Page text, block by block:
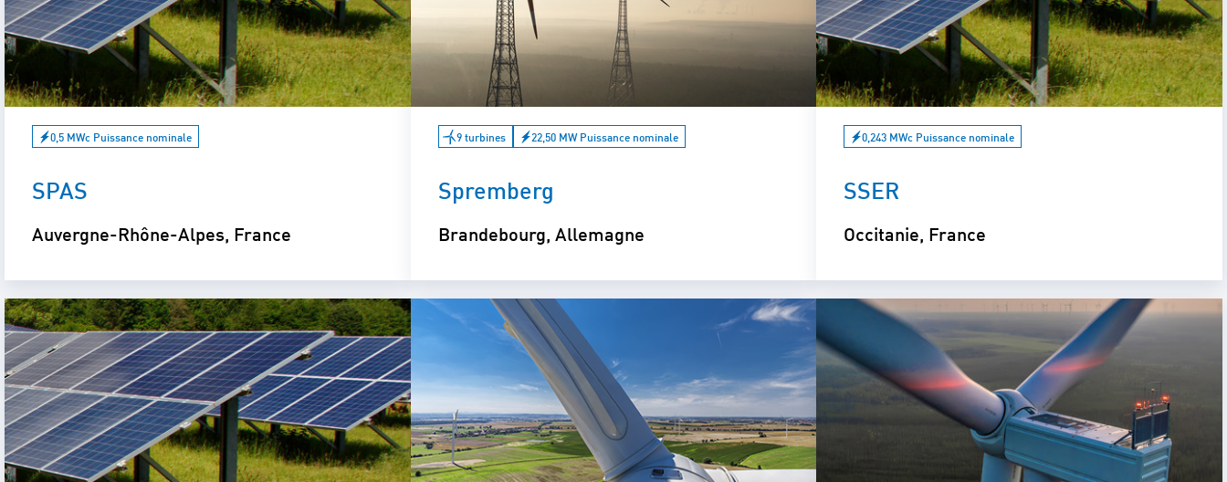
0,5 MWc Puissance nominale
SPAS
Auvergne-Rhône-Alpes, France
9 turbines 22,50 MW Puissance nominale
Spremberg
Brandebourg, Allemagne
0,243 MWc Puissance nominale
SSER
Occitanie, France